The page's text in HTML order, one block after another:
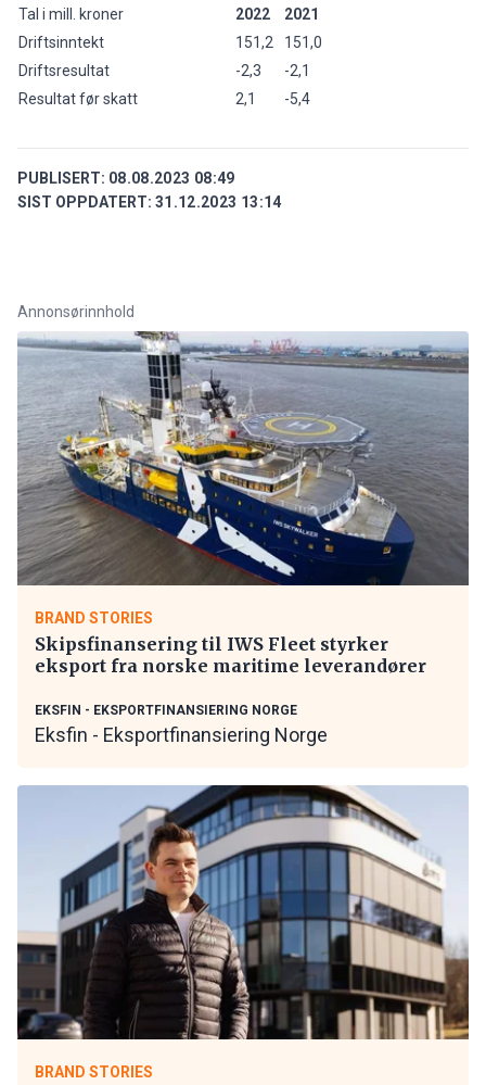
Tal i mill. kroner 2022
2021
Driftsinntekt
151,2
151,0
Driftsresultat
-2,3
-2,1
Resultat før skatt
2,1 -5,4
PUBLISERT: 08.08.2023 08:49
SIST OPPDATERT: 31.12.2023 13:14
Annonsørinnhold
BRAND STORIES
Skipsfinansering til IWS Fleet styrker
eksport fra norske maritime leverandører
EKSFIN - EKSPORTFINANSIERING NORGE
Eksfin - Eksportfinansiering Norge
BRAND STORIES